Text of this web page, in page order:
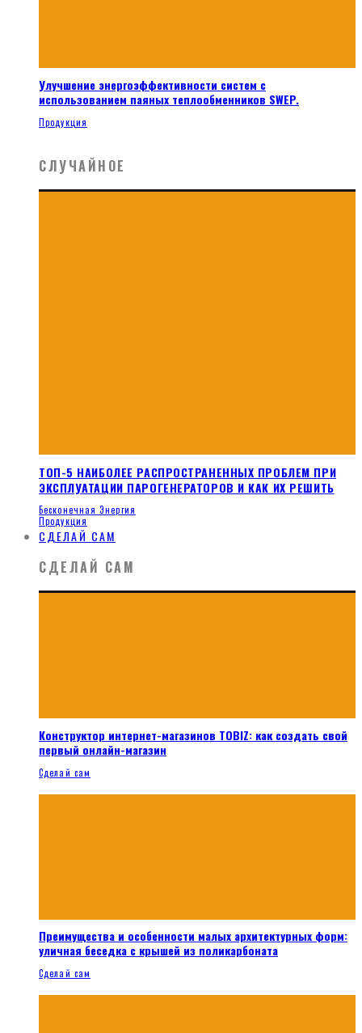
Улучшение энергоэффективности систем с
использованием паяных теплообменников SWEP.
Продукция
СЛУЧАЙНОЕ
ТОП-5 НАИБОЛЕЕ РАСПРОСТРАНЕННЫХ ПРОБЛЕМ ПРИ
ЭКСПЛУАТАЦИИ ПАРОГЕНЕРАТОРОВ И КАК ИХ РЕШИТЬ
Бесконечная Энергия
Продукция
СДЕЛАЙ САМ
СДЕЛАЙ САМ
Конструктор интернет-магазинов TOBIZ: как создать свой
первый онлайн-магазин
Сделай сам
Преимущества и особенности малых архитектурных форм:
уличная беседка с крышей из поликарбоната
Сделай сам